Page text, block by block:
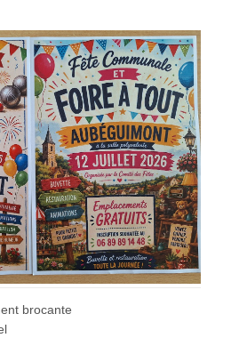
brocante